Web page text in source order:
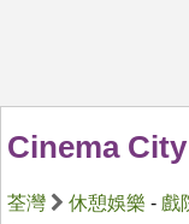
Cinema
荃灣 休憩娛樂 - 戲